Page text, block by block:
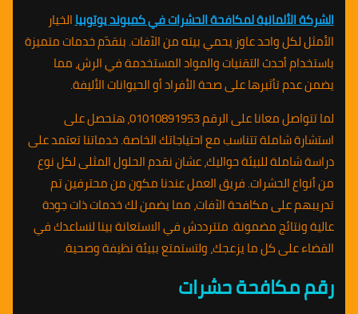
الشركة الألمانية لمكافحة الحشرات في كمبوند يوتوبياالخيار
الأمثل لكل واحد عاوز يحمي بيته من الآفات. بنقدّم خدمات متميزة
باستخدام أحدث التقنيات والمواد المستخدمة في الرش، مما
يضمن عدم تأثيرها على صحة الأفراد أو الحيوانات الأليفة.
لما تتواصل معانا على الرقم 01010891953، هتحصل على
استشارة شاملة تتناسب مع احتياجاتك الخاصة. خدماتنا تعتمد على
دراسة شاملة للبيئة حواليك، عشان نقدم الحلول المثلى لكل نوع
من أنواع الحشرات. فريق العمل عندنا مكون من محترفين تم
تدريبهم على مكافحة الآفات، مما يضمن لك خدمات ذات جودة
عالية ونتائج مضمونة. متترددش في الاستعانة بينا لنساعدك في
القضاء على كل ما يزعجك، ولتستمتع ببيئة نظيفة وصحية.
رقم مكافحة حشرات